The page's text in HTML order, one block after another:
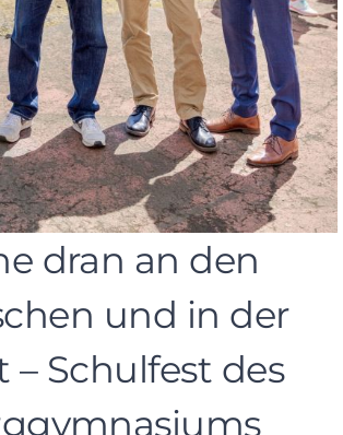
dran an den
und in der
– Schulfest des